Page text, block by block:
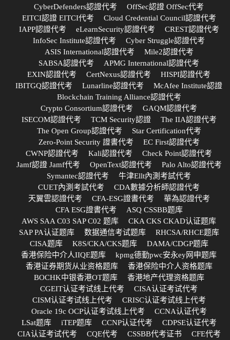
CyberDefenders認證代考
OffSec認證 OffSec代考
EITCI認證 EITCI代考
Cloud Credential Council認證代考
IAPP認證代考
eLearnSecurity認證代考
CREST認證代考
InfoSec Institute認證代考
Cyber Struggle認證代考
ASIS International認證代考
Mile2認證代考
SABSA認證代考
APMG International認證代考
EXIN認證代考
CertNexus認證代考
HISPI認證代考
IBITGQ認證代考
Lunarline認證代考
McAfee Institute認證
Blockchain Training Alliance認證代考
Crypto Consortium認證代考
GAQM認證代考
ISECOM認證代考
TCM Security認證
The IIA認證代考
The Open Group認證代考
Star Certification代考
Zero-Point Security 證書代考
EC First認證代考
CWNP認證代考
Kali認證代考
Check Point認證代考
Jamf認證 Jamf代考
OpenText認證代考
Palo Alto認證代考
Symantec認證代考
牛津Ellt內測考試代考
CUET內測考試代考
CDA數據分析師認證代考
天翼雲認證代考
CFA-ESG證書代考
華為認證代考
CFA ESG證書代考
ASQ CSSBB题库
AWS SAA C03 SAP C02 题库
CKA CKS CKAD认证题库
SAP PA认证题库
数据通信考试题库
RHCSA/RHCE题库
CISA题库
K8S/CKA/CKS题库
DAMA/CDGP题库
香港保险中介人IIQE题库
kpmg德勤pwc安永ey网申题库
香港证券期货从业资格题库
香港保险中介人资格题库
BOCHK中银香港OT题库
香港地产代理资格题库
CGEIT认证考试线上代考
CISA认证考试代考
CISM认证考试线上代考
CRISC认证考试线上代考
Oracle 19c OCP认证考试线上代考
CCNA认证代考
LSat题库
iTEP题库 CCNP认证代考
CDPSE认证代考
CIA认证考试代考
CQE代考 CSSBB代考证书
CFE代考